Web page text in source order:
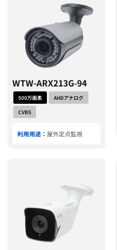
WTW-ARX213G-94
500万画素
AHDアナログ
CVBS
利用用途： 屋外定点監視